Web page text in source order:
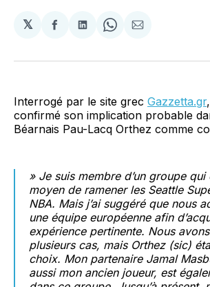
𝕏
Partager
Facebook
Partager
LinkedIn
Share
WhatsApp
Partager
Courriel
Interrogé par le site grec Gazzetta.gr
confirmé son implication probable
Béarnais Pau-Lacq Orthez comme
» Je suis membre d’un groupe qui
moyen de ramener les Seattle
NBA. Mais j’ai suggéré que nous
une équipe européenne afin
expérience pertinente. Nous
plusieurs cas, mais Orthez (sic)
choix. Mon partenaire Jamal
aussi mon ancien joueur, est